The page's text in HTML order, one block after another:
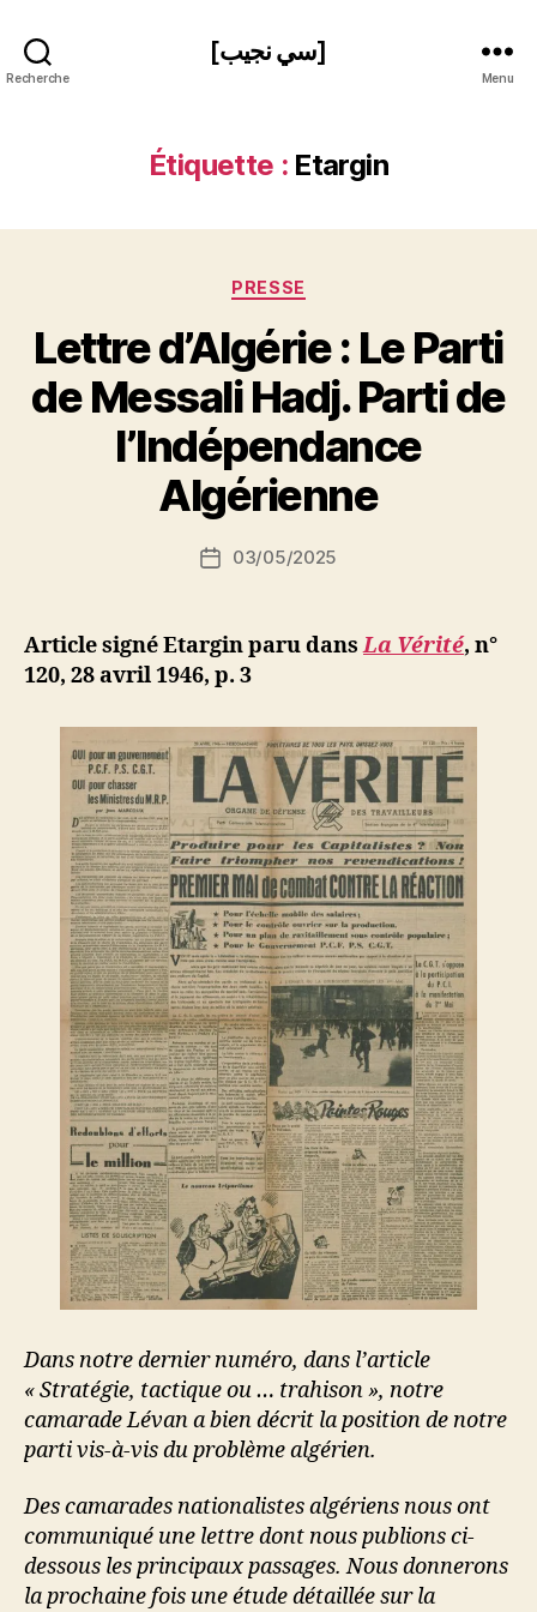
Recherche
[سي نجيب]
Menu
Étiquette : Etargin
Catégories
PRESSE
Lettre d’Algérie : Le Parti
de Messali Hadj. Parti de
l’Indépendance
Algérienne
Auteur
de
P
a
S
N
ji
Date03/05/2025
Article signé Etargin paru dansLa Vérité, n°
120, 28 avril 1946, p. 3
Dans notre dernier numéro, dans l’article
« Stratégie, tactique ou … trahison », notre
camarade Lévan a bien décrit la position de notre
parti vis-à-vis du problème algérien.
Des camarades nationalistes algériens nous ont
communiqué une lettre dont nous publions ci-
dessous les principaux passages. Nous donnerons
la prochaine fois une étude détaillée sur la